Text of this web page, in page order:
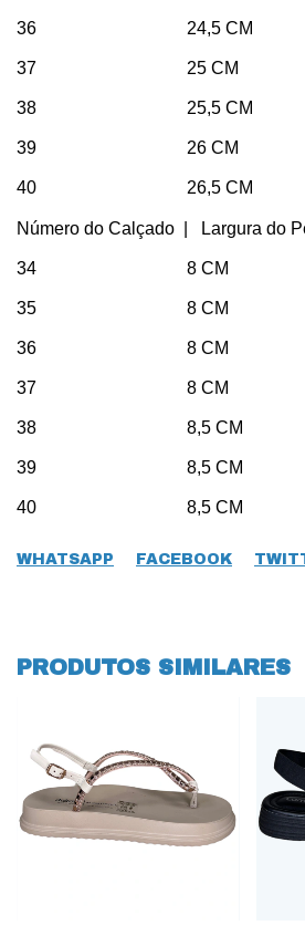
36 24,5 CM
37 25 CM
38 25,5 CM
39 26 CM
40 26,5 CM
Número do Calçado | Largura do
34 8 CM
35 8 CM
36 8 CM
37 8 CM
38 8,5 CM
39 8,5 CM
40 8,5 CM
WHATSAPP FACEBOOK
PRODUTOS SIMILARES